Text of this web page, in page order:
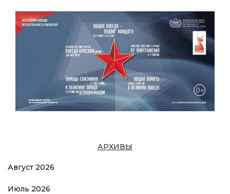
АРХИВЫ
Август 2026
Июль 2026